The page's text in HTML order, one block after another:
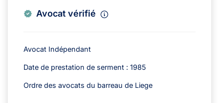
Avocat vérifié
Avocat Indépendant
Date de prestation de serment : 1985
Ordre des avocats du barreau de Liege